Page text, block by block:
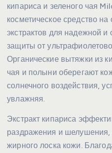
кипариса и зеленого чая
косметическое средство
экстрактов для надежной
защиты от
Органические вытяжки из
чая и полыни оберегают
солнечного воздействия,
увлажняя.
Экстракт кипариса
раздражения и шелушения,
жирного лоска кожи.